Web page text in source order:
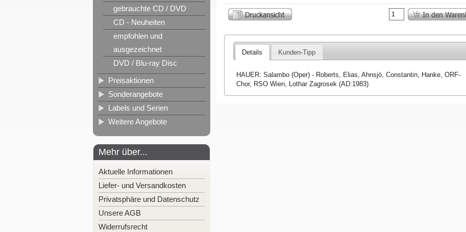
gebrauchte CD / DVD
CD - Neuheiten
empfohlen und
ausgezeichnet
DVD / Blu-ray Disc
Preisaktionen
Sonderangebote
Labels und Serien
Weitere Angebote
Mehr über...
Aktuelle Informationen
Liefer- und Versandkosten
Privatsphäre und Datenschutz
Unsere AGB
Widerrufsrecht
Details Kunden-Tipp
HAUER: Salambo (Oper) - Roberts, Elias, Ahnsjö, Constantin, Hanke, ORF-
Chor, RSO Wien, Lothar Zagrosek (AD:1983)